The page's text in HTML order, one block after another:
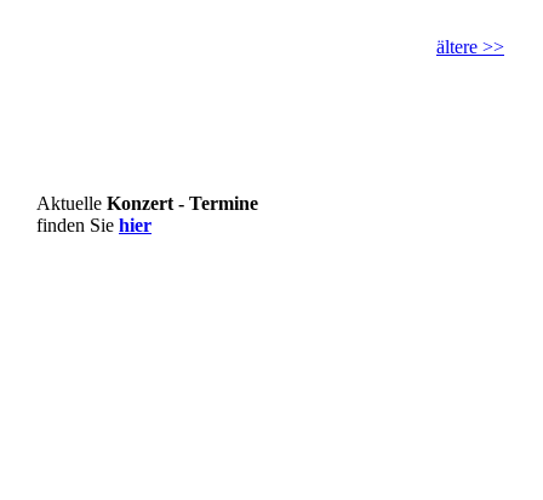
ältere >>
Aktuelle Konzert - Termine
finden Sie hier